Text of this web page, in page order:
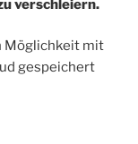
verschleiern.
Möglichkeit mit
gespeichert